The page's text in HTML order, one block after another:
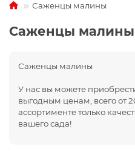
Саженцы малины
Саженцы малины
Саженцы малины
У нас вы можете
выгодным ценам, всего от
ассортименте только
вашего сада!